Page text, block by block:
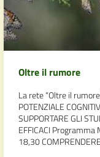
Oltre il rumore
La rete “Oltre il
POTENZIALE
SUPPORTARE GLI
EFFICACI
18,30